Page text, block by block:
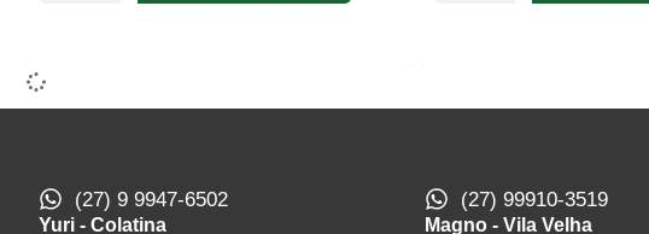
(27) 9 9947-6502
Yuri - Colatina
(27) 99910-3519
Magno - Vila Velha